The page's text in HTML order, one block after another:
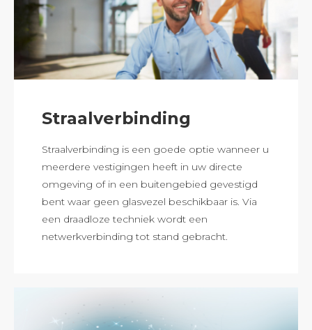
Straalverbinding
Straalverbinding is een goede optie wanneer u
meerdere vestigingen heeft in uw directe
omgeving of in een buitengebied gevestigd
bent waar geen glasvezel beschikbaar is. Via
een draadloze techniek wordt een
netwerkverbinding tot stand gebracht.